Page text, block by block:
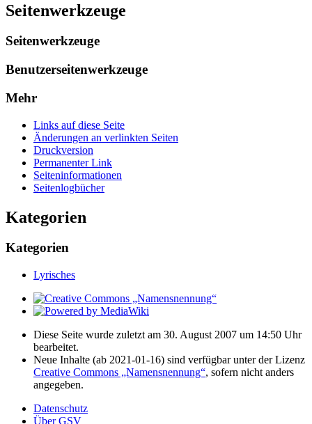
Seitenwerkzeuge
Seitenwerkzeuge
Benutzerseitenwerkzeuge
Mehr
Links auf diese Seite
Änderungen an verlinkten Seiten
Druckversion
Permanenter Link
Seiten­­informationen
Seitenlogbücher
Kategorien
Kategorien
Lyrisches
Diese Seite wurde zuletzt am 30. August 2007 um 14:50 Uhr
bearbeitet.
Neue Inhalte (ab 2021-01-16) sind verfügbar unter der Lizenz
Creative Commons „Namensnennung“, sofern nicht anders
angegeben.
Datenschutz
Über GSV